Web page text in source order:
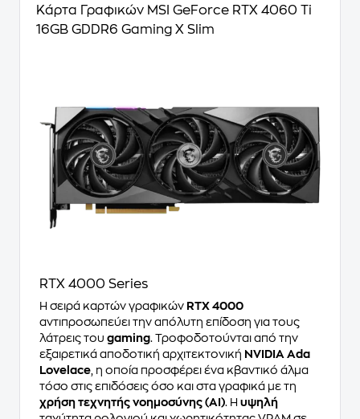
Κάρτα Γραφικών MSI GeForce RTX 4060 Ti
16GB GDDR6 Gaming X Slim
RTX 4000 Series
Η σειρά καρτών γραφικών RTX 4000
αντιπροσωπεύει την απόλυτη επίδοση για τους
λάτρεις του gaming. Τροφοδοτούνται από την
εξαιρετικά αποδοτική αρχιτεκτονική NVIDIA Ada
Lovelace , η οποία προσφέρει ένα κβαντικό άλμα
τόσο στις επιδόσεις όσο και στα γραφικά με τη
χρήση τεχνητής νοημοσύνης (ΑΙ). Η υψηλή